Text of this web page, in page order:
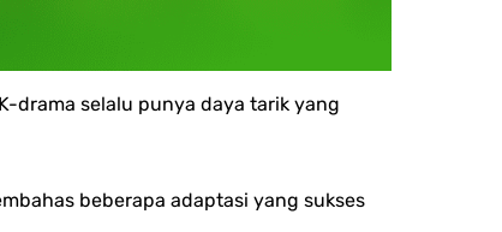
drama selalu punya daya tarik yang
beberapa adaptasi yang sukses